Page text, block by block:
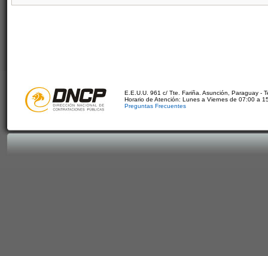
E.E.U.U. 961 c/ Tte. Fariña. Asunción, Paraguay -
Horario de Atención: Lunes a Viernes de 07:00 a
Preguntas Frecuentes